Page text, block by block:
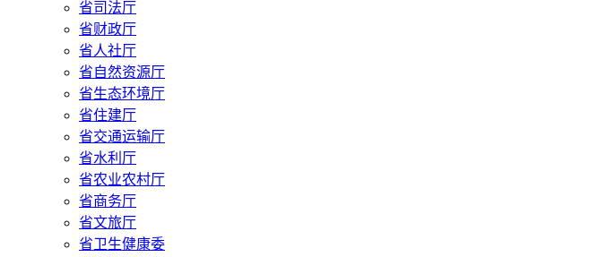
省司法厅
省财政厅
省人社厅
省自然资源厅
省生态环境厅
省住建厅
省交通运输厅
省水利厅
省农业农村厅
省商务厅
省文旅厅
省卫生健康委